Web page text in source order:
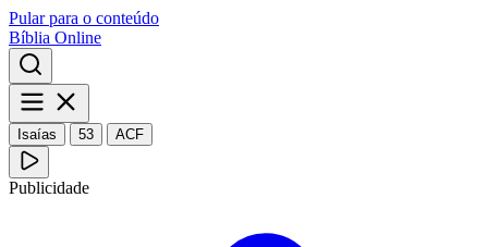
Pular para o conteúdo
Bíblia Online
Isaías 53 ACF
Publicidade